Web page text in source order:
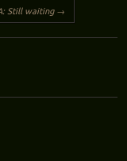
Still waiting →